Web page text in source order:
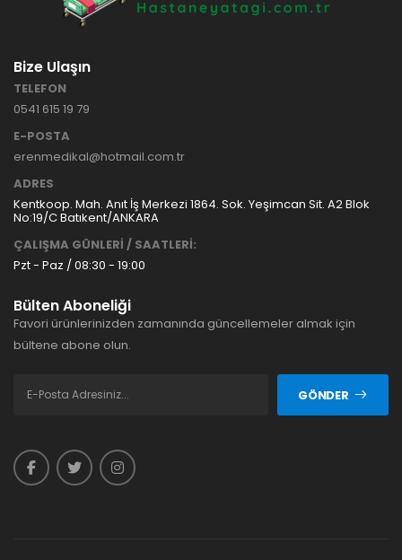
Bize Ulaşın
TELEFON
0541 615 19 79
E-POSTA
erenmedikal@hotmail.com.tr
ADRES
Kentkoop. Mah. Anıt İş Merkezi 1864. Sok. Yeşimcan Sit. A2 Blok
No:19/C Batıkent/ANKARA
ÇALIŞMA GÜNLERİ / SAATLERİ:
Pzt - Paz / 08:30 - 19:00
Bülten Aboneliği
Favori ürünlerinizden zamanında güncellemeler almak için
bültene abone olun.
GÖNDER